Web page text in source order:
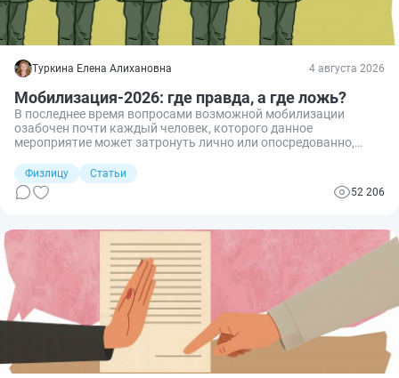
Туркина Елена Алихановна 4 августа 2026
Мобилизация-2026: где правда, а где ложь?
В последнее время вопросами возможной мобилизации
озабочен почти каждый человек, которого данное
мероприятие может затронуть лично или опосредованно,
немеряно. Например, недавно молодой мужчина, который
пришел проконсультироваться по вопросу развода, первым
делом поинтересовался — правда ли, что разведенных, если
ждать мобилизационных мероприятий в этом году, что они из
себя представляют и кого могут призвать.
Физлицу
Статьи
52 206